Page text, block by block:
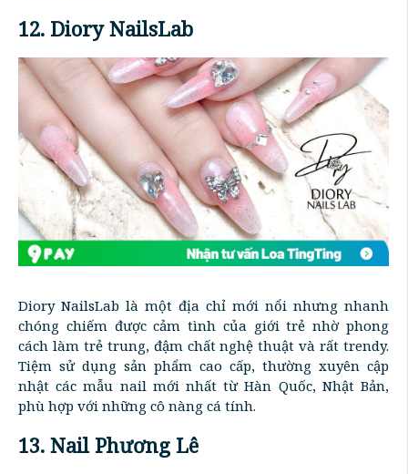
12. Diory NailsLab
Diory NailsLab là một địa chỉ mới nổi nhưng nhanh
chóng chiếm được cảm tình của giới trẻ nhờ phong
cách làm trẻ trung, đậm chất nghệ thuật và rất trendy.
Tiệm sử dụng sản phẩm cao cấp, thường xuyên cập
nhật các mẫu nail mới nhất từ Hàn Quốc, Nhật Bản,
phù hợp với những cô nàng cá tính.
13. Nail Phương Lê